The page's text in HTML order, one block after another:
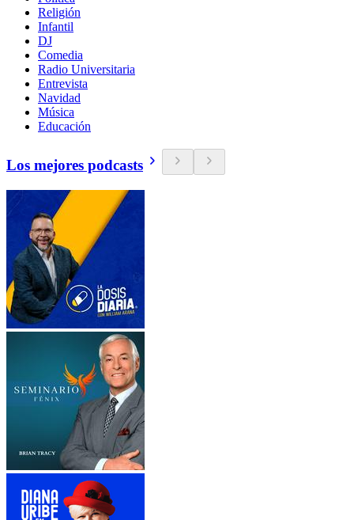
Religión
Infantil
DJ
Comedia
Radio Universitaria
Entrevista
Navidad
Música
Educación
Los mejores podcasts